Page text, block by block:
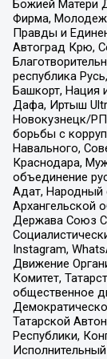
Божией Матери
Фирма,
Правды и
Автоград Крю,
республика
Башкорт, Нация
Дафа, Иртыш
Новокузнецк/
борьбы с
Навального,
Краснодара,
объединение
Адат, Народный
Архангельской
Держава Союз
Instagram,
Движение
Комитет,
общественное
Татарской
Республики,